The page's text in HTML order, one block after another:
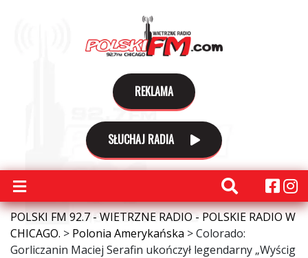
REKLAMA
SŁUCHAJ RADIA
POLSKI FM 92.7 - WIETRZNE RADIO - POLSKIE RADIO W
CHICAGO. > Polonia Amerykańska >Colorado:
Gorliczanin Maciej Serafin ukończył legendarny „Wyścig